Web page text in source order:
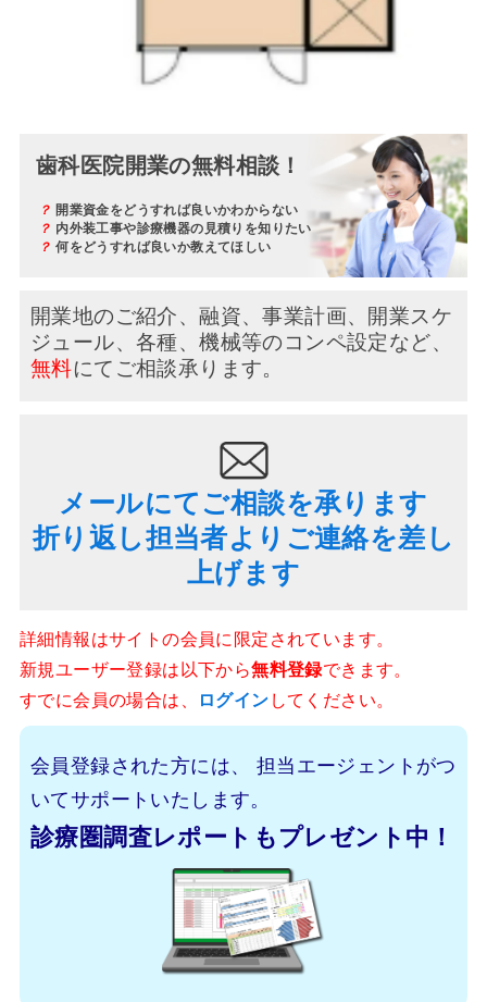
歯科医院開業の無料相談！
？開業資金をどうすれば良いかわからない
？ 内外装工事や診療機器の見積りを知りたい
？何をどうすれば良いか教えてほしい
開業地のご紹介、融資、事業計画、開業スケ
ジュール、 各種、機械等のコンペ設定など、
無料にてご相談承ります。
メールにてご相談を承ります
折り返し担当者よりご連絡を差し
上げます
詳細情報はサイトの会員に限定されています。
新規ユーザー登録は以下から無料登録できます。
すでに会員の場合は、
ログインしてください。
会員登録された方には、
担当エージェントがつ
いてサポートいたします。
診療圏調査レポートもプレゼント中！